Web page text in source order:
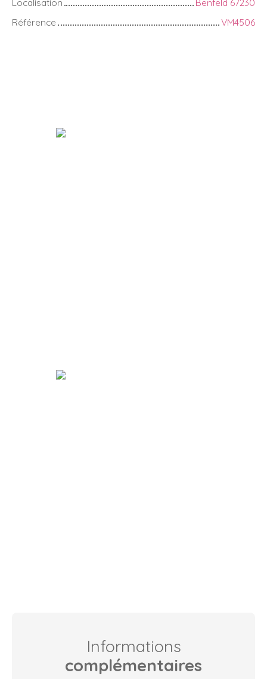
Référence
VM4506
Informations
complémentaires